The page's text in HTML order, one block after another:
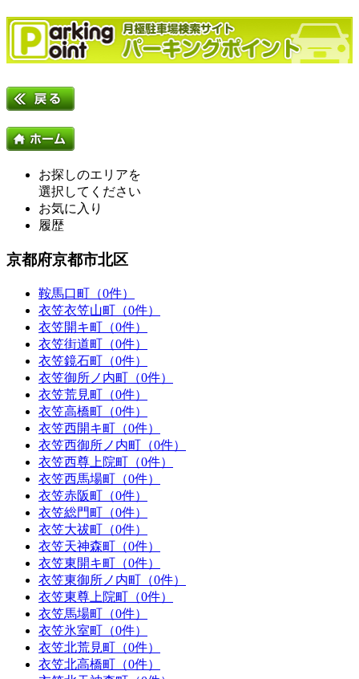
お探しのエリアを
選択してください
お気に入り
履歴
京都府京都市北区
鞍馬口町（0件）
衣笠衣笠山町（0件）
衣笠開キ町（0件）
衣笠街道町（0件）
衣笠鏡石町（0件）
衣笠御所ノ内町（0件）
衣笠荒見町（0件）
衣笠高橋町（0件）
衣笠西開キ町（0件）
衣笠西御所ノ内町（0件）
衣笠西尊上院町（0件）
衣笠西馬場町（0件）
衣笠赤阪町（0件）
衣笠総門町（0件）
衣笠大祓町（0件）
衣笠天神森町（0件）
衣笠東開キ町（0件）
衣笠東御所ノ内町（0件）
衣笠東尊上院町（0件）
衣笠馬場町（0件）
衣笠氷室町（0件）
衣笠北荒見町（0件）
衣笠北高橋町（0件）